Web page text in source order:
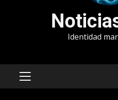
Identidad
MENÚ